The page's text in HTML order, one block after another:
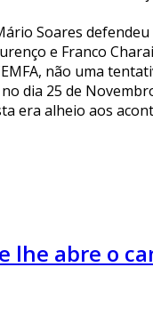
Soares
e Franco
não uma
dia 25 de
era alheio aos
lhe abre o